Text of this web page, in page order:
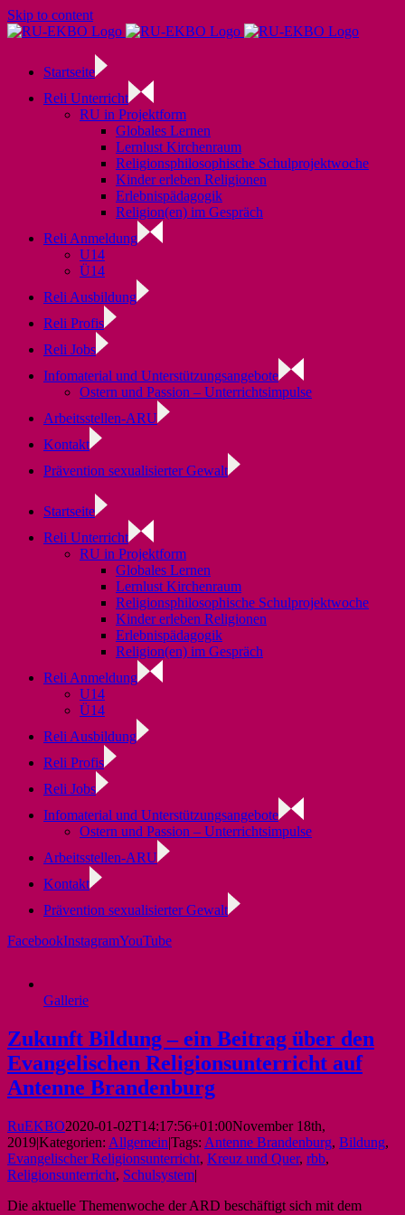
Skip to content
Startseite
Reli Unterricht
RU in Projektform
Globales Lernen
Lernlust Kirchenraum
Religionsphilosophische Schulprojektwoche
Kinder erleben Religionen
Erlebnispädagogik
Religion(en) im Gespräch
Reli Anmeldung
U14
Ü14
Reli Ausbildung
Reli Profis
Reli Jobs
Infomaterial und Unterstützungsangebote
Ostern und Passion – Unterrichtsimpulse
Arbeitsstellen-ARU
Kontakt
Prävention sexualisierter Gewalt
Startseite
Reli Unterricht
RU in Projektform
Globales Lernen
Lernlust Kirchenraum
Religionsphilosophische Schulprojektwoche
Kinder erleben Religionen
Erlebnispädagogik
Religion(en) im Gespräch
Reli Anmeldung
U14
Ü14
Reli Ausbildung
Reli Profis
Reli Jobs
Infomaterial und Unterstützungsangebote
Ostern und Passion – Unterrichtsimpulse
Arbeitsstellen-ARU
Kontakt
Prävention sexualisierter Gewalt
FacebookInstagramYouTube
Gallerie
Zukunft Bildung – ein Beitrag über den
Evangelischen Religionsunterricht auf
Antenne Brandenburg
RuEKBO2020-01-02T14:17:56+01:00November 18th,
2019|Kategorien: Allgemein|Tags: Antenne Brandenburg, Bildung,
Evangelischer Religionsunterricht, Kreuz und Quer, rbb,
Religionsunterricht, Schulsystem|
Die aktuelle Themenwoche der ARD beschäftigt sich mit dem